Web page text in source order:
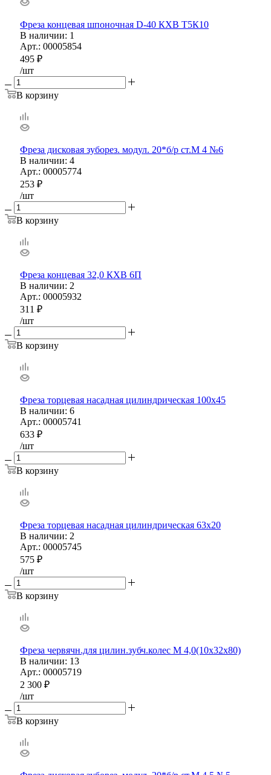
Фреза концевая шпоночная D-40 КХВ Т5К10
В наличии: 1
Арт.: 00005854
495 ₽
/шт
В корзину
Фреза дисковая зуборез. модул. 20*б/р ст.М 4 №6
В наличии: 4
Арт.: 00005774
253 ₽
/шт
В корзину
Фреза концевая 32,0 КХВ 6П
В наличии: 2
Арт.: 00005932
311 ₽
/шт
В корзину
Фреза торцевая насадная цилиндрическая 100х45
В наличии: 6
Арт.: 00005741
633 ₽
/шт
В корзину
Фреза торцевая насадная цилиндрическая 63х20
В наличии: 2
Арт.: 00005745
575 ₽
/шт
В корзину
Фреза червячн.для цилин.зубч.колес М 4,0(10х32х80)
В наличии: 13
Арт.: 00005719
2 300 ₽
/шт
В корзину